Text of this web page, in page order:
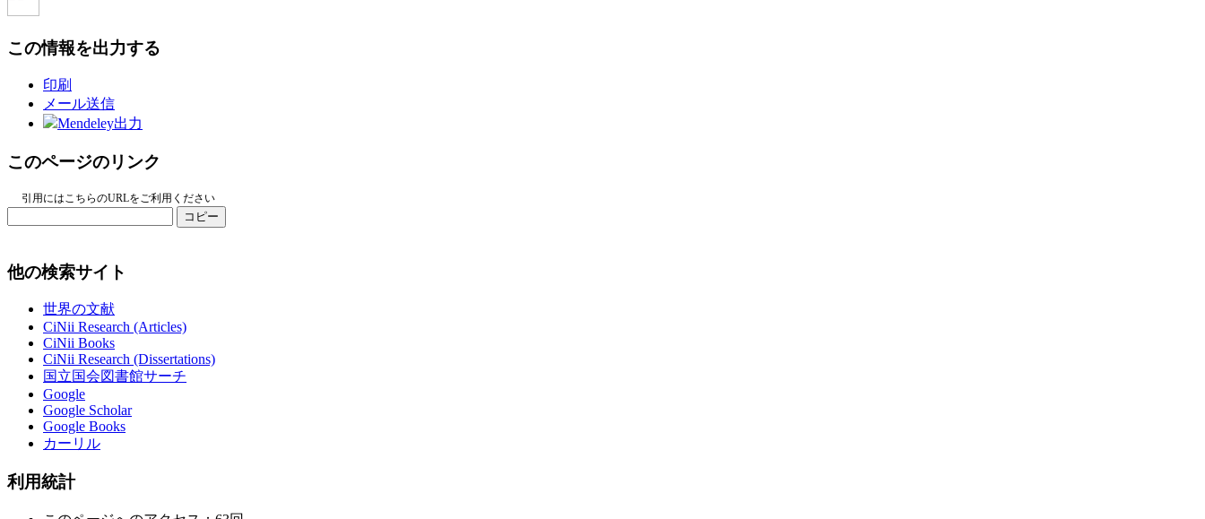
この情報を出力する
印刷
メール送信
Mendeley出力
このページのリンク
引用にはこちらのURLをご利用ください
コピー
他の検索サイト
世界の文献
CiNii Research (Articles)
CiNii Books
CiNii Research (Dissertations)
国立国会図書館サーチ
Google
Google Scholar
Google Books
カーリル
利用統計